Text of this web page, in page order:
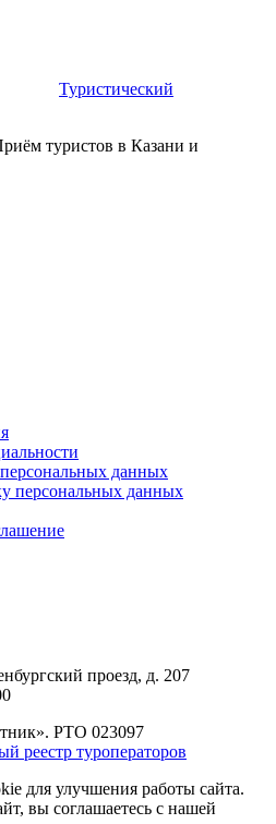
Туристический
туристов в Казани и
данных
персональных данных
проезд, д. 207
. РТО 023097
реестр туроператоров
для улучшения работы сайта.
вы соглашаетесь с нашей